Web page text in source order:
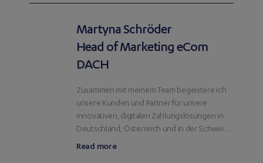
Martyna Schröder
Head of Marketing eCom
DACH
Zusammen mit meinem Team begeistere ich
unsere Kunden und Partner für unsere
innovativen, digitalen Zahlungslösungen in
Deutschland, Österreich und in der Schweiz.
Mein Motto: Langweiliges B2B und Tech
Read more